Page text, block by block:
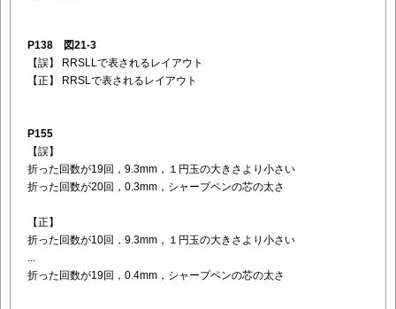
P138 図21-3
【誤】
RRSLLで表されるレイアウト
【正】
RRSLで表されるレイアウト
P155
【誤】
折った回数が19回，9.3mm，１円玉の大きさより小さい
折った回数が20回，0.3mm，シャープペンの芯の太さ
【正】
折った回数が10回，9.3mm，１円玉の大きさより小さい
折った回数が19回，0.4mm，シャープペンの芯の太さ